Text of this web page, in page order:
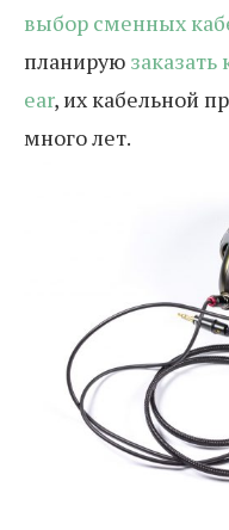
выбор сменных
планирую
ear, их кабельной
много лет.